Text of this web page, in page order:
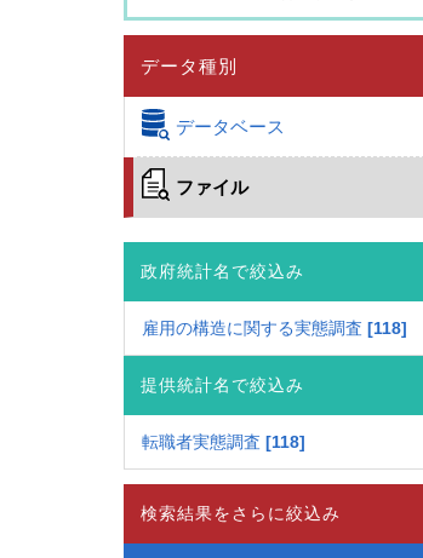
データ種別
データベース
ファイル
政府統計名で絞込み
雇用の構造に関する実態調査 118
提供統計名で絞込み
転職者実態調査 118
検索結果をさらに絞込み